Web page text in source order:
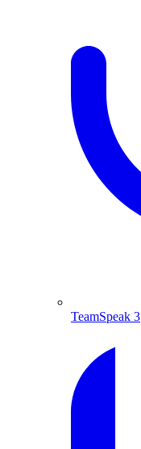
TeamSpeak 3